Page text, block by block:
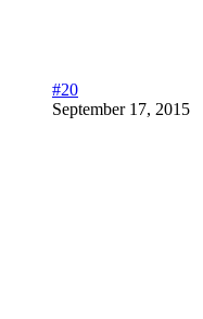
#20
September 17, 2015